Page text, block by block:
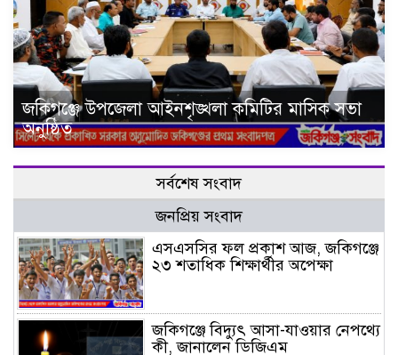
জকিগঞ্জে উপজেলা আইনশৃঙ্খলা কমিটির মাসিক সভা
অনুষ্ঠিত
সর্বশেষ সংবাদ
জনপ্রিয় সংবাদ
এসএসসির ফল প্রকাশ আজ, জকিগঞ্জে
২৩ শতাধিক শিক্ষার্থীর অপেক্ষা
জকিগঞ্জে বিদ্যুৎ আসা-যাওয়ার নেপথ্যে
কী, জানালেন ডিজিএম